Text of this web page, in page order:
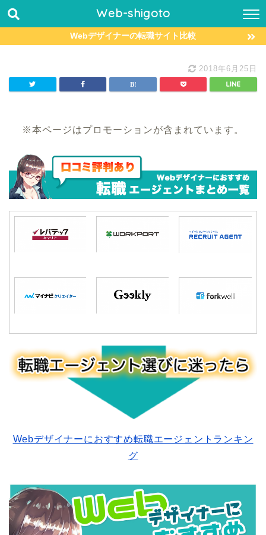
Web-shigoto
Webデザイナーの転職サイト比較
2018年6月25日
※本ページはプロモーションが含まれています。
Webデザイナーにおすすめ転職エージェントランキン
グ